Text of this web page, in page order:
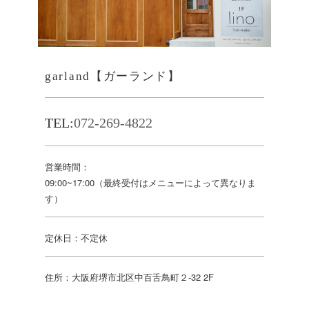
garland【ガーランド】
TEL:072-269-4822
営業時間：
09:00~17:00（最終受付はメニューによって異なりま
す）
定休日：不定休
住所：大阪府堺市北区中百舌鳥町２-32 2F